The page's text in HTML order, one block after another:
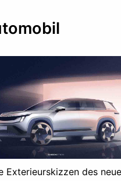
Exterieurskizzen des